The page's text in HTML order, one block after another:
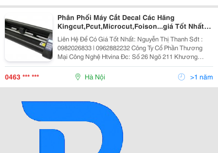
Phân Phối Máy Cắt Decal Các Hãng
Kingcut,Pcut,Microcut,Foison...giá Tốt Nhất
Hn
Liên Hệ Để Có Giá Tốt Nhất: Nguyễn Thị Thanh Sđt :
0982026833 | 0962882232 Công Ty Cổ Phần Thương
Mại Công Nghệ Htvina Đc: Số 26 Ngõ 211 Khương
Trung &Ndash; Thanh Xuân &Ndash; Hà Nội Yahoo
:Nguyenthanh6685 Website: Http://Sieuthiht.com |
0463 *** *** Hà Nội >1 năm